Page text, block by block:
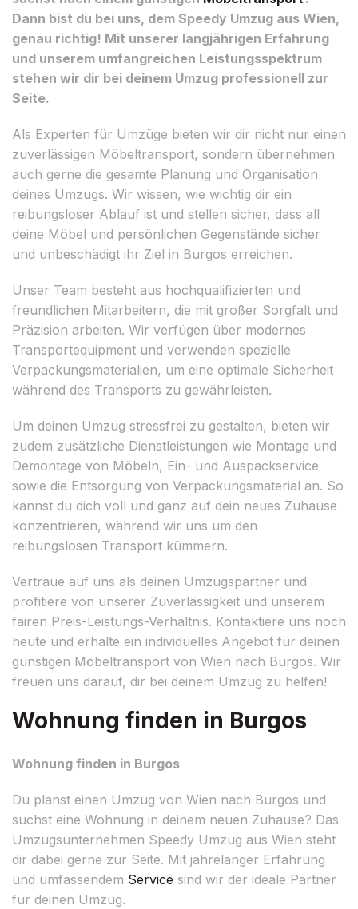
Dann bist du bei uns, dem Speedy Umzug aus Wien,
genau richtig! Mit unserer langjährigen Erfahrung
und unserem umfangreichen Leistungsspektrum
stehen wir dir bei deinem Umzug professionell zur
Seite.
Als Experten für Umzüge bieten wir dir nicht nur einen
zuverlässigen Möbeltransport, sondern übernehmen
auch gerne die gesamte Planung und Organisation
deines Umzugs. Wir wissen, wie wichtig dir ein
reibungsloser Ablauf ist und stellen sicher, dass all
deine Möbel und persönlichen Gegenstände sicher
und unbeschädigt ihr Ziel in Burgos erreichen.
Unser Team besteht aus hochqualifizierten und
freundlichen Mitarbeitern, die mit großer Sorgfalt und
Präzision arbeiten. Wir verfügen über modernes
Transportequipment und verwenden spezielle
Verpackungsmaterialien, um eine optimale Sicherheit
während des Transports zu gewährleisten.
Um deinen Umzug stressfrei zu gestalten, bieten wir
zudem zusätzliche Dienstleistungen wie Montage und
Demontage von Möbeln, Ein- und Auspackservice
sowie die Entsorgung von Verpackungsmaterial an. So
kannst du dich voll und ganz auf dein neues Zuhause
konzentrieren, während wir uns um den
reibungslosen Transport kümmern.
Vertraue auf uns als deinen Umzugspartner und
profitiere von unserer Zuverlässigkeit und unserem
fairen Preis-Leistungs-Verhältnis. Kontaktiere uns noch
heute und erhalte ein individuelles Angebot für deinen
günstigen Möbeltransport von Wien nach Burgos. Wir
freuen uns darauf, dir bei deinem Umzug zu helfen!
Wohnung finden in Burgos
Wohnung finden in Burgos
Du planst einen Umzug von Wien nach Burgos und
suchst eine Wohnung in deinem neuen Zuhause? Das
Umzugsunternehmen Speedy Umzug aus Wien steht
dir dabei gerne zur Seite. Mit jahrelanger Erfahrung
und umfassendem Service sind wir der ideale Partner
für deinen Umzug.